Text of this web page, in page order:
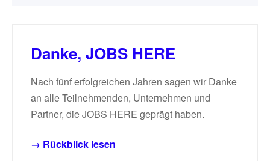
Danke, JOBS HERE
Nach fünf erfolgreichen Jahren sagen wir Danke
an alle Teilnehmenden, Unternehmen und
Partner, die JOBS HERE geprägt haben.
→ Rückblick lesen